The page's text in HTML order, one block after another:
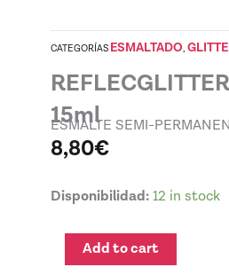
CATEGORÍAS ESMALTADO,
15ml
ESMALTE SEMI-
8,80€
Disponibilidad: 12 in stock
REFLECGLITTER
DORADO
Add to cart